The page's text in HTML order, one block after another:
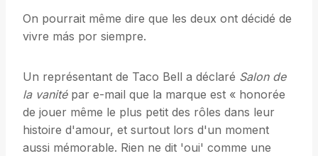
On pourrait même dire que les deux ont décidé de
vivre más por siempre.
Un représentant de Taco Bell a déclaré Salon de
la vanitépar e-mail que la marque est « honorée
de jouer même le plus petit des rôles dans leur
histoire d'amour, et surtout lors d'un moment
aussi mémorable. Rien ne dit 'oui' comme une